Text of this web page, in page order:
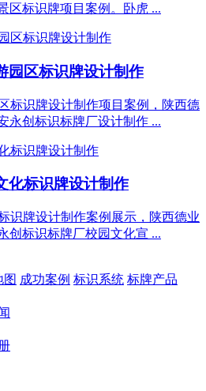
区标识牌项目案例。卧虎 ...
园区标识牌设计制作
标识牌设计制作项目案例，陕西德
永创标识标牌厂设计制作 ...
化标识牌设计制作
识牌设计制作案例展示，陕西德业
创标识标牌厂校园文化宣 ...
图 成功案例 标识系统 标牌产品